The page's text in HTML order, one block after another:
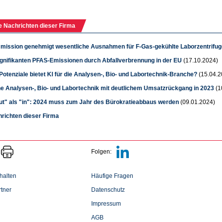
Nachrichten dieser Firma
genehmigt wesentliche Ausnahmen für F-Gas-gekühlte
PFAS-Emissionen durch Abfallverbrennung in der EU (17.10.2024)
bietet KI für die Analysen-, Bio- und Labortechnik-Branche?
Analysen-, Bio- und Labortechnik mit deutlichem Umsatzrückgang in 2023
als "in": 2024 muss zum Jahr des Bürokratieabbaus werden (09.01.2024)
dieser Firma
Folgen:
Häufige Fragen
Datenschutz
Impressum
AGB